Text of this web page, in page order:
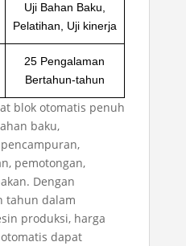
Uji Bahan Baku,
Pelatihan, Uji kinerja
25 Pengalaman
Bertahun-tahun
blok otomatis penuh
baku,
pemotongan,
Dengan
tahun dalam
produksi, harga
dapat